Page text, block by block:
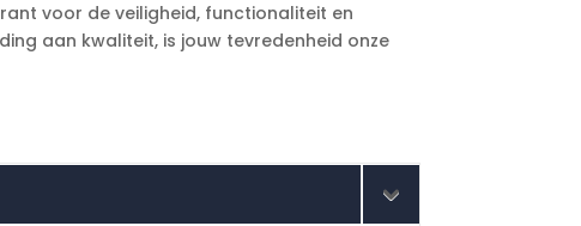
voor de veiligheid, functionaliteit en
aan kwaliteit, is jouw tevredenheid onze